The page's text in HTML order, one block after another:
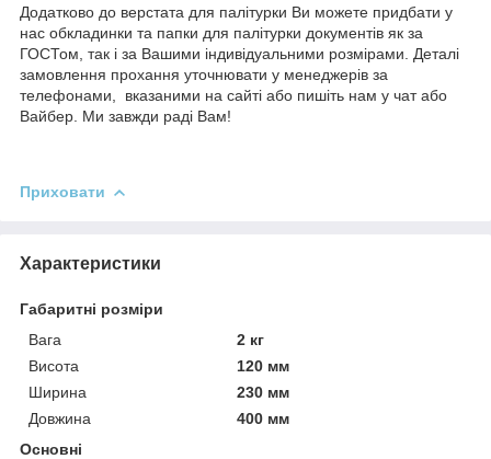
Додатково до верстата для палітурки Ви можете придбати у
нас обкладинки та папки для палітурки документів як за
ГОСТом, так і за Вашими індивідуальними розмірами. Деталі
замовлення прохання уточнювати у менеджерів за
телефонами, вказаними на сайті або пишіть нам у чат або
Вайбер. Ми завжди раді Вам!
Приховати
Характеристики
Габаритні розміри
Вага
2 кг
Висота
120 мм
Ширина
230 мм
Довжина
400 мм
Основні